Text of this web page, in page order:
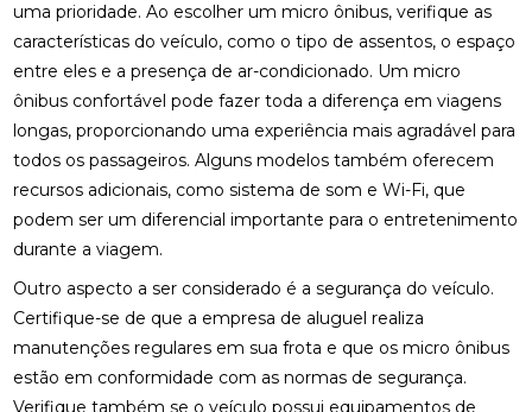
uma prioridade. Ao escolher um micro ônibus, verifique as
características do veículo, como o tipo de assentos, o espaço
entre eles e a presença de ar-condicionado. Um micro
ônibus confortável pode fazer toda a diferença em viagens
longas, proporcionando uma experiência mais agradável para
todos os passageiros. Alguns modelos também oferecem
recursos adicionais, como sistema de som e Wi-Fi, que
podem ser um diferencial importante para o entretenimento
durante a viagem.
Outro aspecto a ser considerado é a segurança do veículo.
Certifique-se de que a empresa de aluguel realiza
manutenções regulares em sua frota e que os micro ônibus
estão em conformidade com as normas de segurança.
Verifique também se o veículo possui equipamentos de